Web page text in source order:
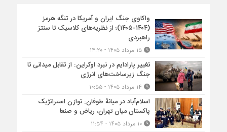
واکاوی جنگ ایران و آمریکا در تنگه هرمز
(۱۴۰۴-۱۴۰۵)؛ از نظریه‌های کلاسیک تا سنتز
راهبردی
۱۵ مرداد ۱۴۰۵ - ۱۴:۲۰
تغییر پارادایم در نبرد اوکراین: از تقابل میدانی تا
جنگ زیرساخت‌های انرژی
اسلام‌آباد در میانۀ طوفان: توازن استراتژیک
پاکستان میان تهران، ریاض و صنعا
۱۰ مرداد ۱۴۰۵ - ۱۱:۵۴